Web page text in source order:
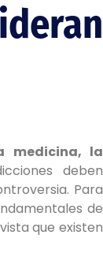
medicina, la
deben
Para
de
que existen